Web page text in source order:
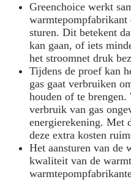
Greenchoice werkt
sturen. Dit betekent
kan gaan, of iets
het stroomnet druk
Tijdens de proef kan
gas gaat verbruiken
houden of te brengen.
verbruik van gas
energierekening. Met
deze extra kosten
Het aansturen van de
kwaliteit van de